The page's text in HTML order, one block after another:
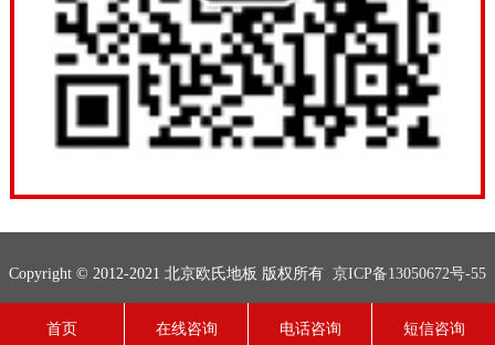
Copyright © 2012-2021 北京欧氏地板 版权所有 京ICP备13050672号-55
首页
在线咨询 电话咨询 短信咨询